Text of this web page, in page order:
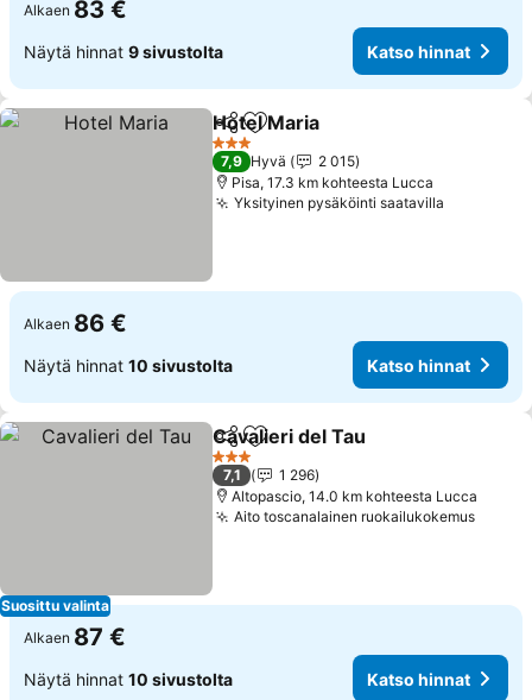
Alkaen 83 €
Näytä hinnat 9 sivustolta Katso hinnat
Jaa Lisää suosikkeihin
Hotel Maria
3 Tähtiluokitus
7,9 Hyvä
2 015
Pisa, 17.3 km kohteesta Lucca
Yksityinen pysäköinti saatavilla
Alkaen 86 €
Näytä hinnat 10 sivustolta Katso hinnat
Suosittu valinta
Jaa Lisää suosikkeihin
Cavalieri del Tau
3 Tähtiluokitus
7,1
1 296
Altopascio, 14.0 km kohteesta Lucca
Aito toscanalainen ruokailukokemusKatso
Alkaen 87 €
Näytä hinnat 10 sivustolta Katso hinnat